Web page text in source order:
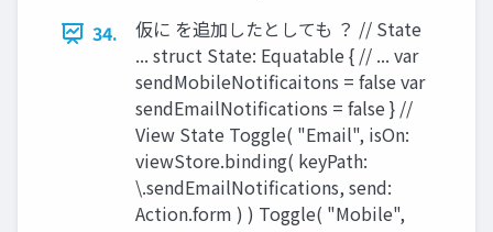
34.
仮に を追加したとしても ？ // State
... struct State: Equatable { // ... var
sendMobileNotificaitons = false var
sendEmailNotifications = false } //
View State Toggle( "Email", isOn:
viewStore.binding( keyPath:
\.sendEmailNotifications, send:
Action.form ) ) Toggle( "Mobile",